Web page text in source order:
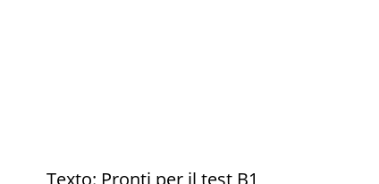
Texto: Pronti per il test B1